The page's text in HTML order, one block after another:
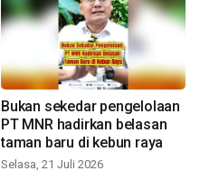
Bukan sekedar pengelolaan
PT MNR hadirkan belasan
taman baru di kebun raya
Selasa, 21 Juli 2026